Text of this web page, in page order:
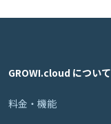
GROWI.cloud について
料金・機能